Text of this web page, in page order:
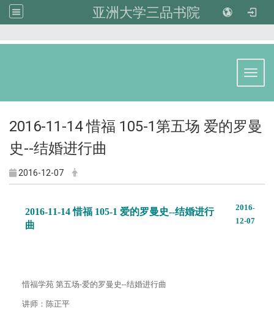
亚洲大学三品书院
2016-11-14 惜福 105-1第五场 爱的罗曼
史--结婚进行曲
2016-12-07
2016-11-14 惜福 105-1 爱的罗曼史--结婚进行
曲
2016-
12-07
惜福学苑 第五场-爱的罗曼史--结婚进行曲
讲师 ： 陈正平